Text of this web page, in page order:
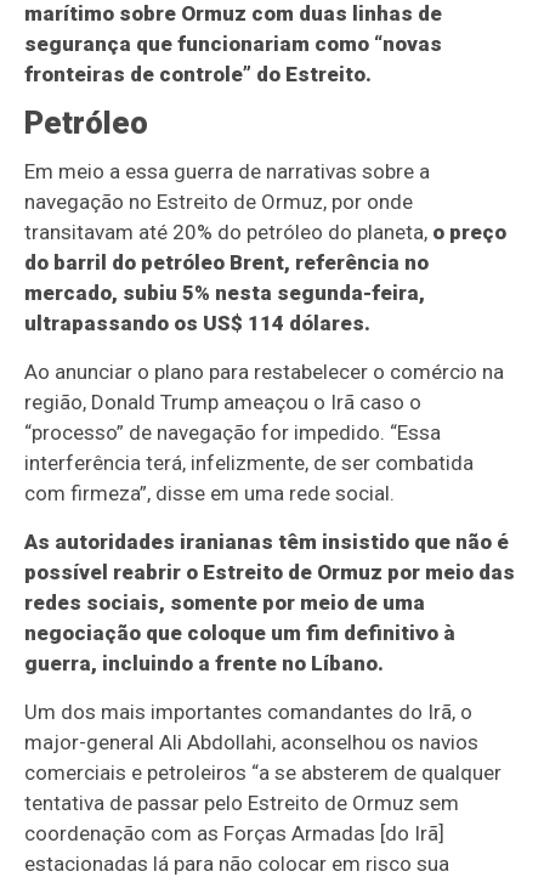
marítimo sobre Ormuz com duas linhas de
segurança que funcionariam como “novas
fronteiras de controle” do Estreito.
Petróleo
Em meio a essa guerra de narrativas sobre a
navegação no Estreito de Ormuz, por onde
transitavam até 20% do petróleo do planeta, o preço
do barril do petróleo Brent, referência no
mercado, subiu 5% nesta segunda-feira,
ultrapassando os US$ 114 dólares.
Ao anunciar o plano para restabelecer o comércio na
região, Donald Trump ameaçou o Irã caso o
“processo” de navegação for impedido. “Essa
interferência terá, infelizmente, de ser combatida
com firmeza”, disse em uma rede social.
As autoridades iranianas têm insistido que não é
possível reabrir o Estreito de Ormuz por meio das
redes sociais, somente por meio de uma
negociação que coloque um fim definitivo à
guerra, incluindo a frente no Líbano.
Um dos mais importantes comandantes do Irã, o
major-general Ali Abdollahi, aconselhou os navios
comerciais e petroleiros “a se absterem de qualquer
tentativa de passar pelo Estreito de Ormuz sem
coordenação com as Forças Armadas [do Irã]
estacionadas lá para não colocar em risco sua